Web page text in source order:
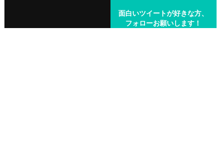
面白いツイートが好きな方、
フォローお願いします！